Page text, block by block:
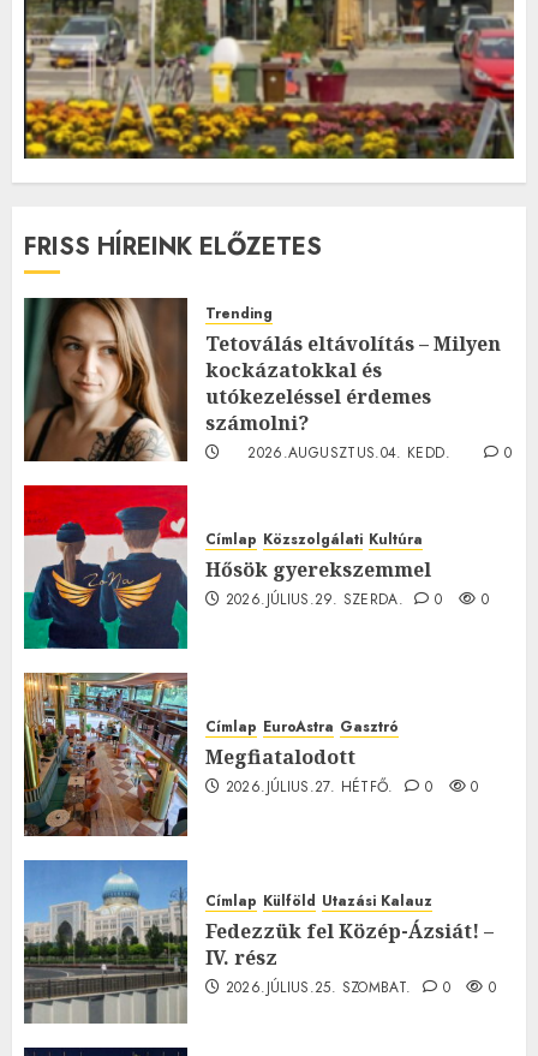
FRISS HÍREINK ELŐZETES
Trending
Tetoválás eltávolítás – Milyen
kockázatokkal és
utókezeléssel érdemes
számolni?
2026.AUGUSZTUS.04. KEDD.
0
Címlap Közszolgálati Kultúra
Hősök gyerekszemmel
2026.JÚLIUS.29. SZERDA. 0 0
Címlap EuroAstra Gasztró
Megfiatalodott
2026.JÚLIUS.27. HÉTFŐ. 0 0
Címlap Külföld Utazási Kalauz
Fedezzük fel Közép-Ázsiát! –
IV. rész
2026.JÚLIUS.25. SZOMBAT. 0 0